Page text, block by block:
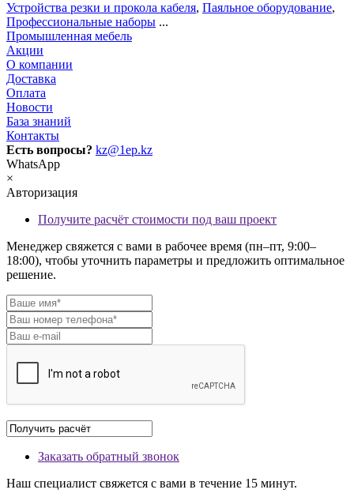
Устройства резки и прокола кабеля, Паяльное оборудование,
Профессиональные наборы ...
Промышленная мебель
Акции
О компании
Доставка
Оплата
Новости
База знаний
Контакты
Есть вопросы? kz@1ep.kz
WhatsApp
×
Авторизация
Получите расчёт стоимости под ваш проект
Менеджер свяжется с вами в рабочее время (пн–пт, 9:00–
18:00), чтобы уточнить параметры и предложить оптимальное
решение.
Заказать обратный звонок
Наш специалист свяжется с вами в течение 15 минут.